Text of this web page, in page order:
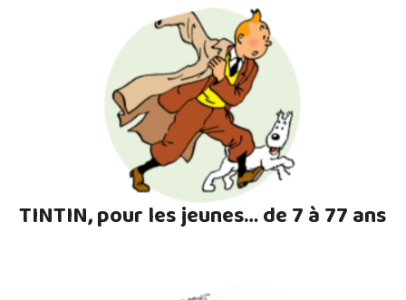
TINTIN, pour les jeunes… de 7 à 77 ans